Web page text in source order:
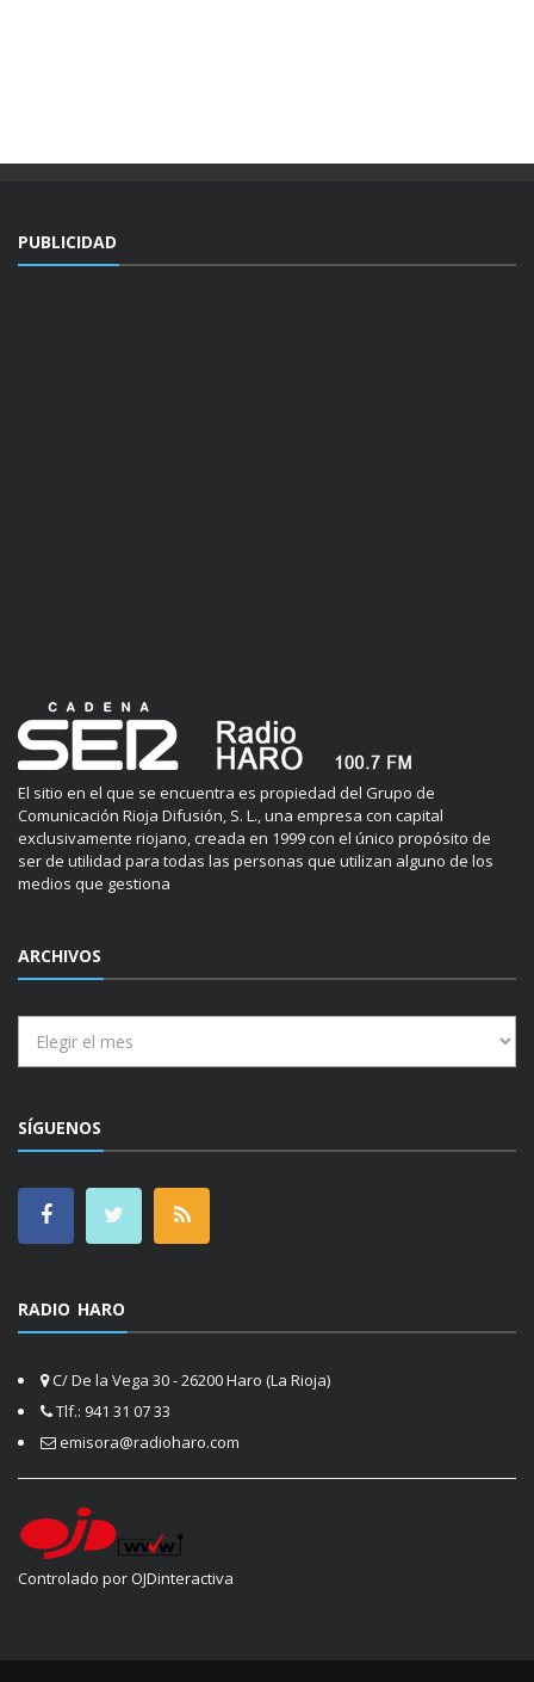
PUBLICIDAD
El sitio en el que se encuentra es propiedad del Grupo de
Comunicación Rioja Difusión, S. L., una empresa con capital
exclusivamente riojano, creada en 1999 con el único propósito de
ser de utilidad para todas las personas que utilizan alguno de los
medios que gestiona
ARCHIVOS
SÍGUENOS
RADIO HARO
C/ De la Vega 30 - 26200 Haro (La Rioja)
Tlf.: 941 31 07 33
emisora@radioharo.com
Controlado por OJDinteractiva